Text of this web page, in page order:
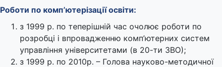
Роботи по комп’ютерізації освіти:
з 1999 р. по теперішній час очолює роботи по
розробці і впровадженню комп’ютерних систем
управління університетами (в 20-ти ЗВО);
з 1999 р. по 2010р. – Голова науково-методичної